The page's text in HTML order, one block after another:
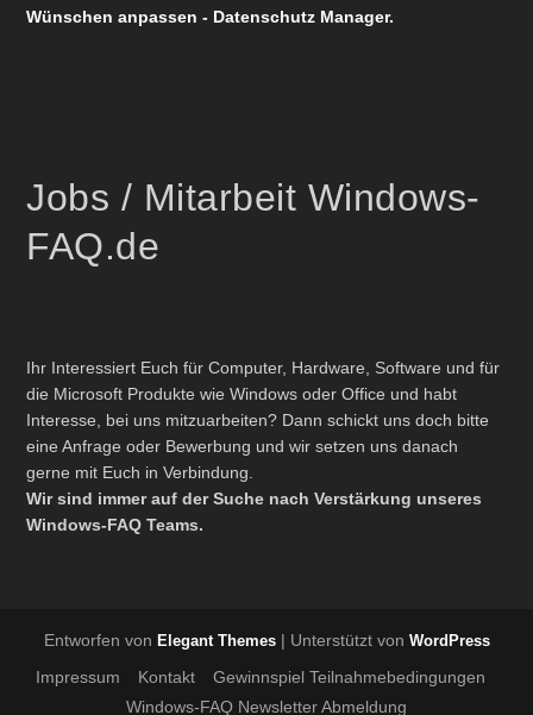
Wünschen anpassen - Datenschutz Manager.
Jobs / Mitarbeit Windows-
FAQ.de
Ihr Interessiert Euch für Computer, Hardware, Software und für
die Microsoft Produkte wie Windows oder Office und habt
Interesse, bei uns mitzuarbeiten? Dann schickt uns doch bitte
eine Anfrage oder Bewerbung und wir setzen uns danach
gerne mit Euch in Verbindung.
Wir sind immer auf der Suche nach Verstärkung unseres
Windows-FAQ Teams.
Entworfen von Elegant Themes| Unterstützt von WordPress
Impressum Kontakt
Gewinnspiel Teilnahmebedingungen
Windows-FAQ Newsletter Abmeldung